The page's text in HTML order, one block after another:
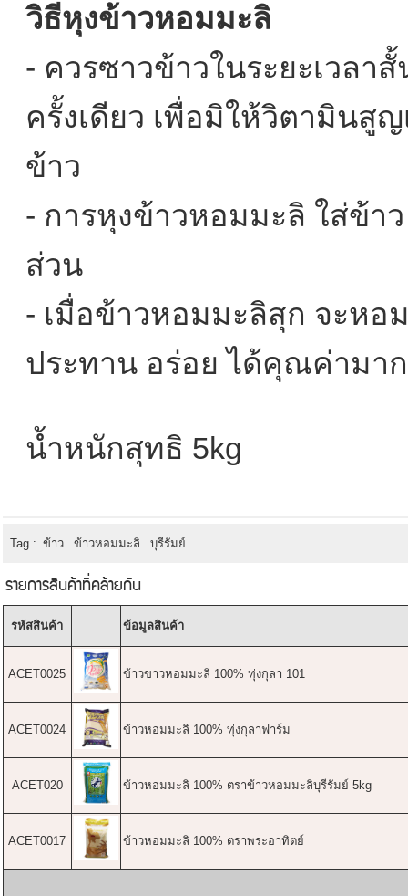
วิธีหุงข้าวหอมมะลิ
- ควรซาวข้าวในระยะเวลาสั้
ครั้งเดียว เพื่อมิให้วิตามินสู
ข้าว
- การหุงข้าวหอมมะลิ ใส่ข้า
ส่วน
- เมื่อข้าวหอมมะลิสุก จะหอ
ประทาน อร่อย ได้คุณค่ามาก
น้ำหนักสุทธิ 5kg
Tag : ข้าว ข้าวหอมมะลิ บุรีรัมย์
รายการสินค้าที่คล้ายกัน
รหัสสินค้า ข้อมูลสินค้า
ACET0025 ข้าวขาวหอมมะลิ 100% ทุ่งกุลา 101
ACET0024 ข้าวหอมมะลิ 100% ทุ่งกุลาฟาร์ม
ACET020 ข้าวหอมมะลิ 100% ตราข้าวหอมมะลิบุรีรัมย์ 5kg
ACET0017 ข้าวหอมมะลิ 100% ตราพระอาทิตย์